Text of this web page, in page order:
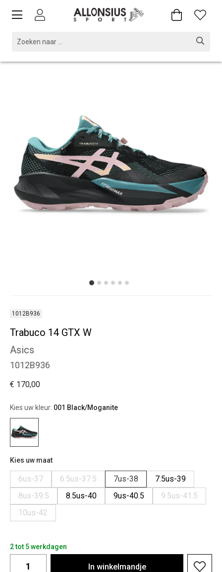
1012B936
Trabuco 14 GTX W
Asics
1012B936
€ 170,00
Kies uw kleur: 001 Black/Moganite
Kies uw maat
6us-37 6.5us-37.5 7us-38
7.5us-39
8us-39.5
8.5us-40 9us-40.5
9.5us-41.5
10us-42
2 tot 5 werkdagen
In winkelmandje